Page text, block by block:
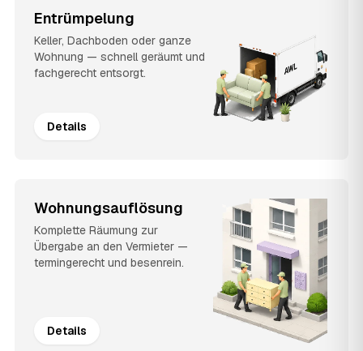
Entrümpelung
Keller, Dachboden oder ganze
Wohnung — schnell geräumt und
fachgerecht entsorgt.
Details
Wohnungsauflösung
Komplette Räumung zur
Übergabe an den Vermieter —
termingerecht und besenrein.
Details